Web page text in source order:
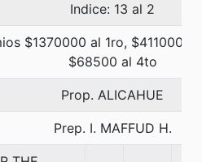
Indice: 13 al 2
$1370000 al 1ro, $411000
$68500 al 4to
Prop. ALICAHUE
Prep. I. MAFFUD H.